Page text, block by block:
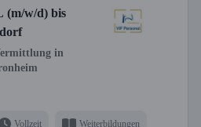
(m/w/d) bis
in
Vollzeit Weiterbildungen